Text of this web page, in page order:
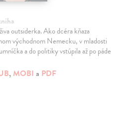
outsiderka. Ako dcéra kňaza
východnom Nemecku, v mladosti
a do politiky vstúpila až po páde
, MOBI a PDF